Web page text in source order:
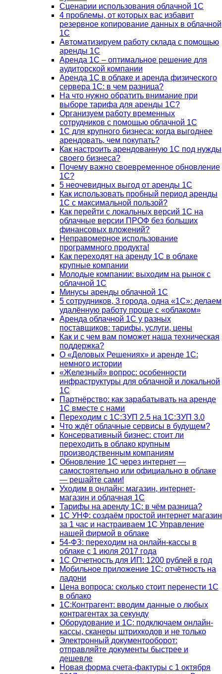
Сценарии использования облачной 1С
4 проблемы, от которых вас избавит
резервное копирование данных в облачной
1С
Автоматизируем работу склада с помощью
аренды 1С
Аренда 1С – оптимальное решение для
аудиторской компании
Аренда 1С в облаке и аренда физического
сервера 1С: в чем разница?
На что нужно обратить внимание при
выборе тарифа для аренды 1С?
Организуем работу временных
сотрудников с помощью облачной 1С
1С для крупного бизнеса: когда выгоднее
арендовать, чем покупать?
Как настроить арендованную 1С под нужды
своего бизнеса?
Почему важно своевременное обновление
1С?
5 неочевидных выгод от аренды 1С
Как использовать пробный период аренды
1С с максимальной пользой?
Как перейти с локальных версий 1С на
облачные версии ПРОФ без больших
финансовых вложений?
Неправомерное использование
программного продукта!
Как переходят на аренду 1С в облаке
крупные компании
Молодые компании: выходим на рынок с
облачной 1С
Минусы аренды облачной 1С
5 сотрудников, 3 города, одна «1С»: делаем
удалённую работу проще с «облаком»
Аренда облачной 1С у разных
поставщиков: тарифы, услуги, цены
Как и с чем вам поможет наша техническая
поддержка?
О «Деловых Решениях» и аренде 1С:
немного истории
«Железный» вопрос: особенности
инфраструктуры для облачной и локальной
1С
Партнёрство: как зарабатывать на аренде
1С вместе с нами
Переходим с 1С:ЗУП 2.5 на 1С:ЗУП 3.0
Что ждёт облачные сервисы в будущем?
Консервативный бизнес: стоит ли
переходить в облако крупным
производственным компаниям
Обновление 1С через интернет —
самостоятельно или официально в облаке
— решайте сами!
Уходим в онлайн: магазин, интернет-
магазин и облачная 1С
Тарифы на аренду 1С: в чём разница?
1С УНФ: создаём простой интернет магазин
за 1 час и настраиваем 1С Управление
нашей фирмой в облаке
54-ФЗ: переходим на онлайн-кассы в
облаке с 1 июля 2017 года
1С Отчетность для ИП: 1200 рублей в год
Мобильное приложение 1С: отчётность на
ладони
Цена вопроса: сколько стоит перенести 1С
в облако
1С:Контрагент: вводим данные о любых
контрагентах за секунду
Оборудование и 1С: подключаем онлайн-
кассы, сканеры штрихкодов и не только
Электронный документооборот:
отправляйте документы быстрее и
дешевле
Новая форма счета-фактуры с 1 октября